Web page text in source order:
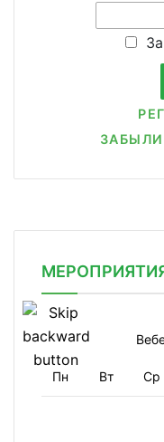
Пн Вт Ср